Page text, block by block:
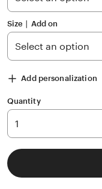
Size ∣ Add on
Add personalization
Quantity